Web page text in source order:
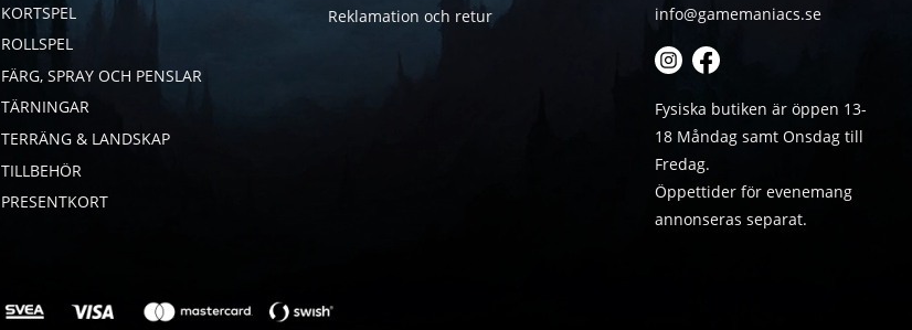
KORTSPEL
ROLLSPEL
FÄRG, SPRAY OCH PENSLAR
TÄRNINGAR
TERRÄNG & LANDSKAP
TILLBEHÖR
PRESENTKORT
Reklamation och retur
info@gamemaniacs.se
Fysiska butiken är öppen 13-
18 Måndag samt Onsdag till
Fredag.
Öppettider för evenemang
annonseras separat.